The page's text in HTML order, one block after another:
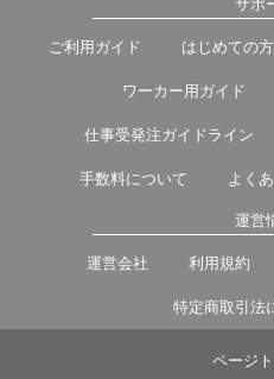
サポ
ご利用ガイド はじめての
ワーカー用ガイド
仕事受発注ガイドライン
手数料について よく
運営
運営会社 利用規約
特定商取引法
ページ